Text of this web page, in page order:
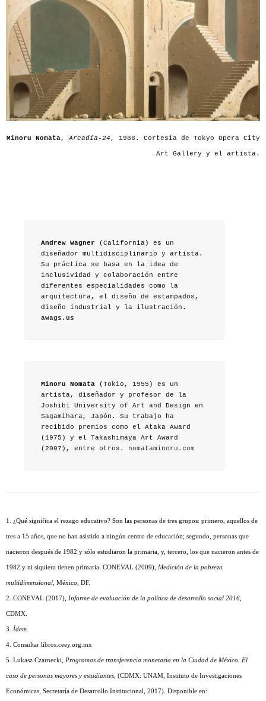
Minoru Nomata,Arcadia-24 , 1988. Cortesía de Tokyo Opera City
Art Gallery y el artista.
Andrew Wagner (California) es un
diseñador multidisciplinario y artista.
Su práctica se basa en la idea de
inclusividad y colaboración entre
diferentes especialidades como la
arquitectura, el diseño de estampados,
diseño industrial y la ilustración.
awags.us
Minoru Nomata (Tokio, 1955) es un
artista, diseñador y profesor de la
Joshibi University of Art and Design en
Sagamihara, Japón. Su trabajo ha
recibido premios como el Ataka Award
(1975) y el Takashimaya Art Award
(2007), entre otros. nomataminoru.com
1. ¿Qué significa el rezago educativo? Son las personas de tres grupos: primero, aquellos de
tres a 15 años, que no han asistido a ningún centro de educación; segundo, personas que
nacieron después de 1982 y sólo estudiaron la primaria, y, tercero, los que nacieron antes de
1982 y ni siquiera tienen primaria. CONEVAL (2009), Medición de la pobreza
multidimensional, México, DF.
2. CONEVAL (2017), Informe de evaluación de la política de desarrollo social 2016,
CDMX.
3. Ídem.
4. Consultar libros.ceey.org.mx
5. Lukasz Czarnecki, Programas de transferencia monetaria en la Ciudad de México. El
caso de personas mayores y estudiantes, (CDMX: UNAM, Instituto de Investigaciones
Económicas, Secretaría de Desarrollo Institucional, 2017). Disponible en: